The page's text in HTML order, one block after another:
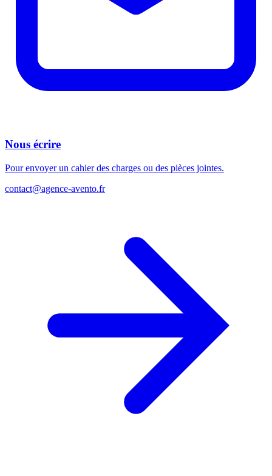
Nous écrire
Pour envoyer un cahier des charges ou des pièces jointes.
contact@agence-avento.fr